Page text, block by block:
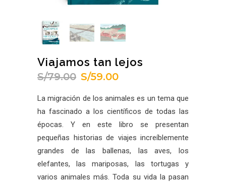
Viajamos tan lejos
S/79.00 El
original
era:
S/79.00.
S/59.00El
actual
es:
S/59.00.
La migración de los animales es un tema que
ha fascinado a los científicos de todas las
épocas. Y en este libro se presentan
pequeñas historias de viajes increíblemente
grandes de las ballenas, las aves, los
elefantes, las mariposas, las tortugas y
varios animales más. Toda su vida la pasan